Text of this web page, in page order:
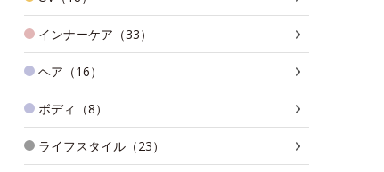
インナーケア（33）
ヘア（16）
ボディ（8）
ライフスタイル（23）